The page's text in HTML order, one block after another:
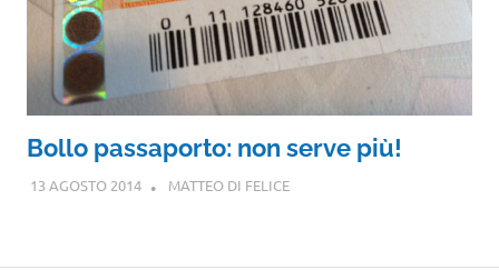
Bollo passaporto: non serve più!
13 AGOSTO 2014 MATTEO DI FELICE